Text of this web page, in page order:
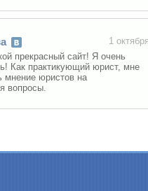
1 октября
сайт! Я очень
практикующий юрист, мне
юристов на